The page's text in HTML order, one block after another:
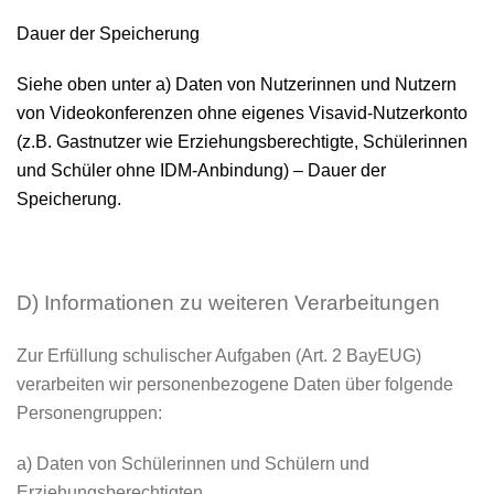
Dauer der Speicherung
Siehe oben unter a) Daten von Nutzerinnen und Nutzern
von Videokonferenzen ohne eigenes Visavid-Nutzerkonto
(z.B. Gastnutzer wie Erziehungsberechtigte, Schülerinnen
und Schüler ohne IDM-Anbindung) – Dauer der
Speicherung.
D) Informationen zu weiteren Verarbeitungen
Zur Erfüllung schulischer Aufgaben (Art. 2 BayEUG)
verarbeiten wir personenbezogene Daten über folgende
Personengruppen:
a) Daten von Schülerinnen und Schülern und